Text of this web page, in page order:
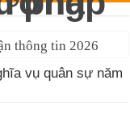
thông tin 2026
vụ quân sự năm